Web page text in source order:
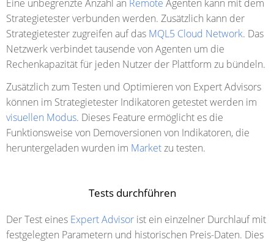
Eine unbegrenzte Anzahl an Remote Agenten kann mit dem
Strategietester verbunden werden. Zusätzlich kann der
Strategietester zugreifen auf das MQL5 Cloud Network. Das
Netzwerk verbindet tausende von Agenten um die
Rechenkapazität für jeden Nutzer der Plattform zu bündeln.
Zusätzlich zum Testen und Optimieren von Expert Advisors
können im Strategietester Indikatoren getestet werden im
visuellen Modus. Dieses Feature ermöglicht es die
Funktionsweise von Demoversionen von Indikatoren, die
heruntergeladen wurden im Marketzu testen.
Tests durchführen
Der Test eines Expert Advisor ist ein einzelner Durchlauf mit
festgelegten Parametern und historischen Preis-Daten. Dies